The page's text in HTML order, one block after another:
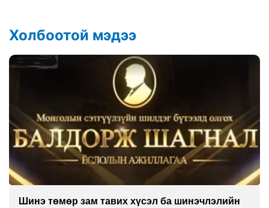
Холбоотой мэдээ
Шинэ төмөр зам тавих хүсэл ба шинэчлэлийн